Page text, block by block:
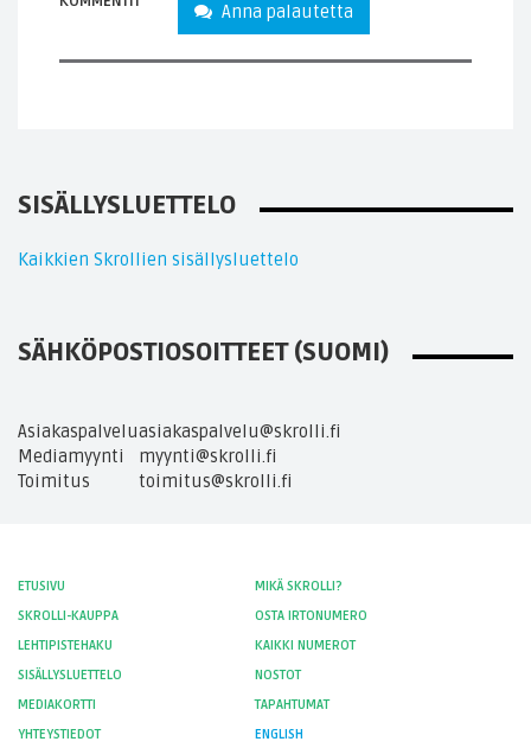
Anna palautetta
SISÄLLYSLUETTELO
Kaikkien Skrollien sisällysluettelo
SÄHKÖPOSTIOSOITTEET (SUOMI)
Asiakaspalveluasiakaspalvelu@skrolli.fi
Mediamyynti
myynti@skrolli.fi
Toimitus
toimitus@skrolli.fi
ETUSIVU
MIKÄ SKROLLI?
SKROLLI-KAUPPA
OSTA IRTONUMERO
LEHTIPISTEHAKU
KAIKKI NUMEROT
SISÄLLYSLUETTELO
NOSTOT
MEDIAKORTTI
TAPAHTUMAT
YHTEYSTIEDOT
ENGLISH